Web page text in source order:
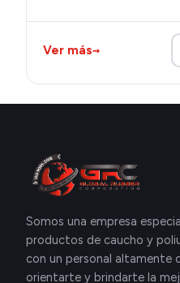
Ver más→
Somos una empresa
productos de caucho y
con un personal altamente
orientarte y brindarte la